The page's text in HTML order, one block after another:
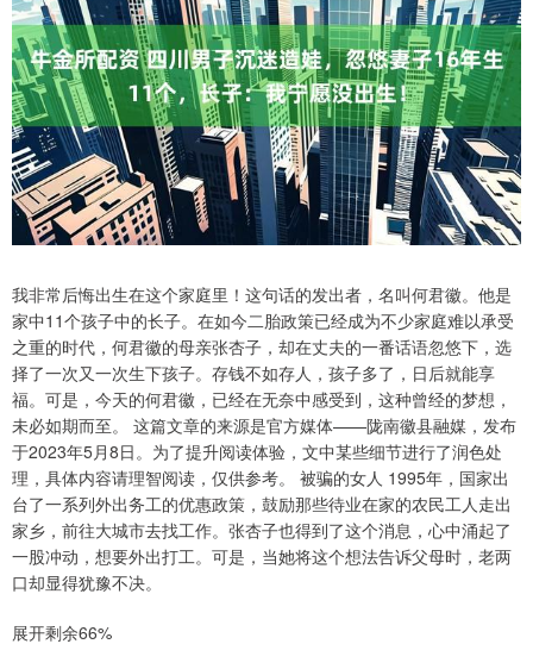
我非常后悔出生在这个家庭里！这句话的发出者，名叫何君徽。他是
家中11个孩子中的长子。在如今二胎政策已经成为不少家庭难以承受
之重的时代，何君徽的母亲张杏子，却在丈夫的一番话语忽悠下，选
择了一次又一次生下孩子。存钱不如存人，孩子多了，日后就能享
福。可是，今天的何君徽，已经在无奈中感受到，这种曾经的梦想，
未必如期而至。 这篇文章的来源是官方媒体——陇南徽县融媒，发布
于2023年5月8日。为了提升阅读体验，文中某些细节进行了润色处
理，具体内容请理智阅读，仅供参考。 被骗的女人 1995年，国家出
台了一系列外出务工的优惠政策，鼓励那些待业在家的农民工人走出
家乡，前往大城市去找工作。张杏子也得到了这个消息，心中涌起了
一股冲动，想要外出打工。可是，当她将这个想法告诉父母时，老两
口却显得犹豫不决。
展开剩余66%